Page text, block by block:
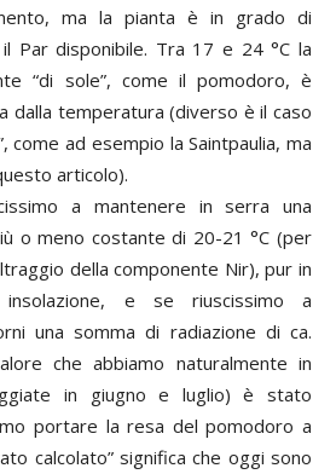
ma la pianta è in grado di
Par disponibile. Tra 17 e 24 °C la
“di sole”, come il pomodoro, è
dalla temperatura (diverso è il caso
come ad esempio la Saintpaulia, ma
articolo).
a mantenere in serra una
o meno costante di 20-21 °C (per
della componente Nir), pur in
e se riuscissimo a
una somma di radiazione di ca.
che abbiamo naturalmente in
in giugno e luglio) è stato
portare la resa del pomodoro a
calcolato” significa che oggi sono